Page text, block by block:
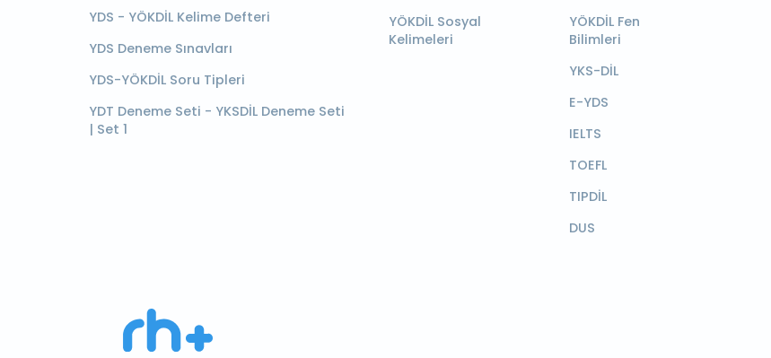
YDS - YÖKDİL Kelime Defteri
YDS Deneme Sınavları
YDS-YÖKDİL Soru Tipleri
YDT Deneme Seti - YKSDİL Deneme Seti
| Set 1
YÖKDİL Sosyal
Kelimeleri
YÖKDİL Fen
Bilimleri
YKS-DİL
E-YDS
IELTS
TOEFL
TIPDİL
DUS